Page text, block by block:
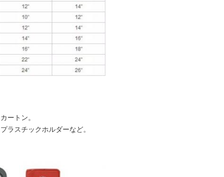
ートン。
ラスチックホルダーなど。